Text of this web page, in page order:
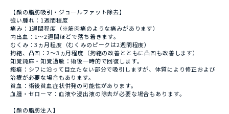
【顔の脂肪吸引・ジョールファット除去】
強い腫れ：1週間程度
痛み：1週間程度（※筋肉痛のような痛みがあります）
内出血：1～2週間ほどで落ち着きます。
むくみ：3ヵ月程度（むくみのピークは2週間程度）
拘縮、凸凹：2～3ヵ月程度（拘縮の改善とともに凸凹も改善します）
知覚鈍麻・知覚過敏：術後一時的で回復します。
瘢痕：シワに沿って目立たない部分で吸引しますが、体質により修正および
治療が必要な場合もあります。
貧血：術後貧血症状併発の可能性があります。
血腫・セローマ：血液や浸出液の除去が必要な場合もあります。
【顔の脂肪注入】